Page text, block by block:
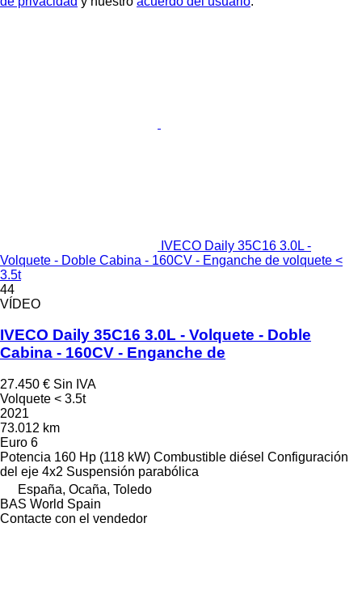
IVECO Daily 35C16 3.0L -
Volquete - Doble Cabina - 160CV - Enganche de volquete <
3.5t
44
VÍDEO
IVECO Daily 35C16 3.0L - Volquete - Doble
Cabina - 160CV - Enganche de
27.450 € Sin IVA
Volquete < 3.5t
2021
73.012 km
Euro 6
Potencia 160 Hp (118 kW) Combustible diésel Configuración
del eje 4x2 Suspensión parabólica
España, Ocaña, Toledo
BAS World Spain
Contacte con el vendedor